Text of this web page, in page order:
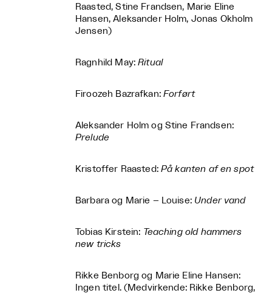
Raasted, Stine Frandsen, Marie Eline
Hansen, Aleksander Holm, Jonas Okholm
Jensen)
Ragnhild May:Ritual
Firoozeh Bazrafkan: Forført
Aleksander Holm og Stine Frandsen:
Prelude
Kristoffer Raasted: På kanten af en spot
Barbara og Marie – Louise: Under vand
Tobias Kirstein: Teaching old hammers
new tricks
Rikke Benborg og Marie Eline Hansen:
Ingen titel. (Medvirkende: Rikke Benborg,